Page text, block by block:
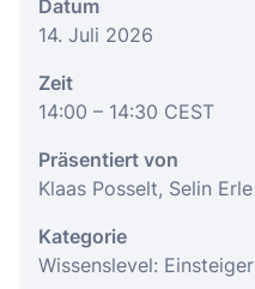
Datum
14. Juli 2026
Zeit
14:00 – 14:30 CEST
Präsentiert von
Klaas Posselt, Selin Erle
Kategorie
Wissenslevel: Einsteiger